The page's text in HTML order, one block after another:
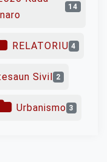
14
RELATORIU 4
Sivil 2
Urbanismo 3